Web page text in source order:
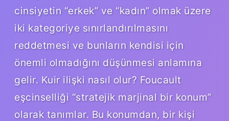
cinsiyetin “erkek” ve “kadın” olmak üzere
iki kategoriye sınırlandırılmasını
reddetmesi ve bunların kendisi için
önemli olmadığını düşünmesi anlamına
gelir. Kuir ilişki nasıl olur? Foucault
eşcinselliği “stratejik marjinal bir konum”
olarak tanımlar. Bu konumdan, bir kişi